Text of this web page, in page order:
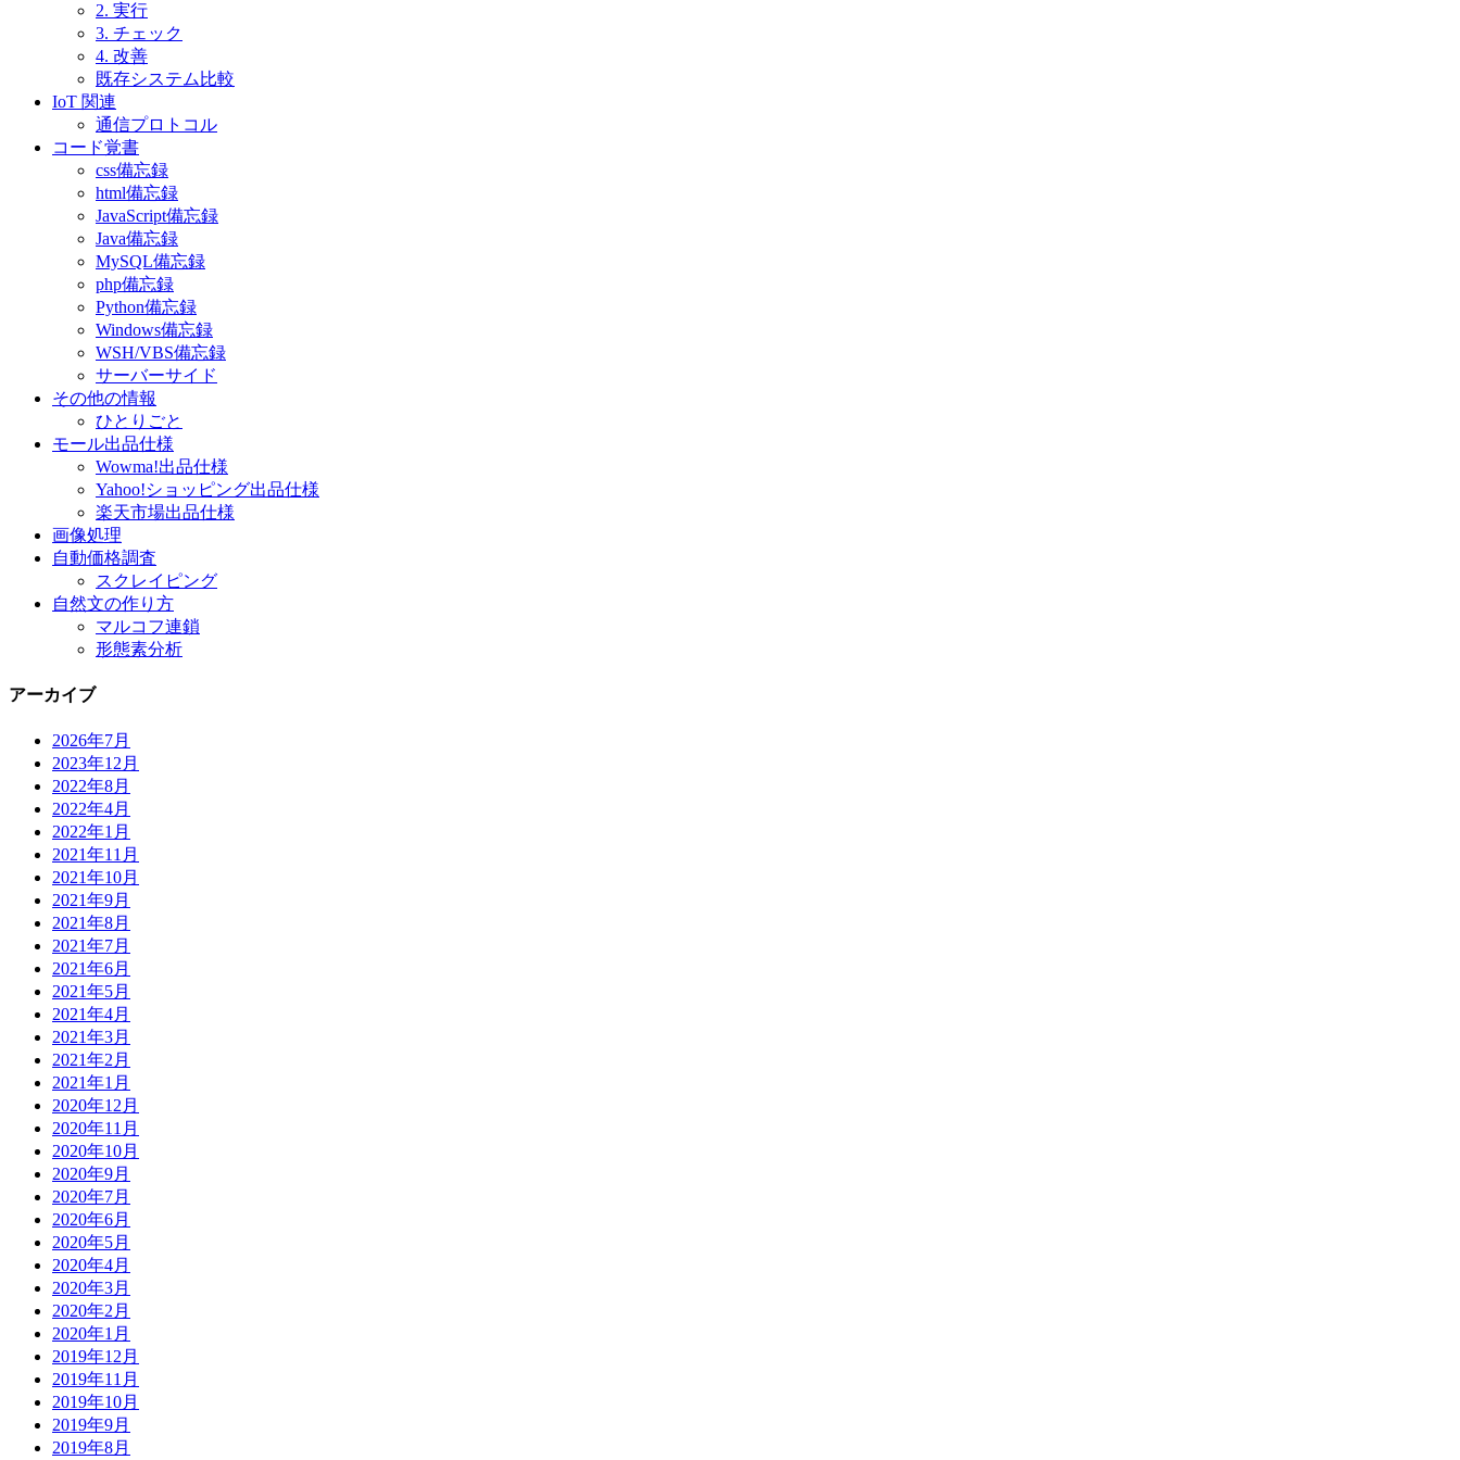
2. 実行
3. チェック
4. 改善
既存システム比較
IoT 関連
通信プロトコル
コード覚書
css備忘録
html備忘録
JavaScript備忘録
Java備忘録
MySQL備忘録
php備忘録
Python備忘録
Windows備忘録
WSH/VBS備忘録
サーバーサイド
その他の情報
ひとりごと
モール出品仕様
Wowma!出品仕様
Yahoo!ショッピング出品仕様
楽天市場出品仕様
画像処理
自動価格調査
スクレイピング
自然文の作り方
マルコフ連鎖
形態素分析
アーカイブ
2026年7月
2023年12月
2022年8月
2022年4月
2022年1月
2021年11月
2021年10月
2021年9月
2021年8月
2021年7月
2021年6月
2021年5月
2021年4月
2021年3月
2021年2月
2021年1月
2020年12月
2020年11月
2020年10月
2020年9月
2020年7月
2020年6月
2020年5月
2020年4月
2020年3月
2020年2月
2020年1月
2019年12月
2019年11月
2019年10月
2019年9月
2019年8月